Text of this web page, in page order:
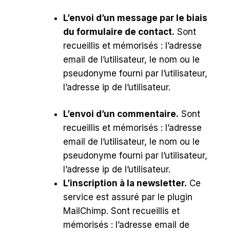
L’envoi d’un message par le biais
du formulaire de contact. Sont
recueillis et mémorisés : l’adresse
email de l’utilisateur, le nom ou le
pseudonyme fourni par l’utilisateur,
l’adresse ip de l’utilisateur.
L’envoi d’un commentaire. Sont
recueillis et mémorisés : l’adresse
email de l’utilisateur, le nom ou le
pseudonyme fourni par l’utilisateur,
l’adresse ip de l’utilisateur.
L’inscription à la newsletter. Ce
service est assuré par le plugin
MailChimp. Sont recueillis et
mémorisés : l’adresse email de